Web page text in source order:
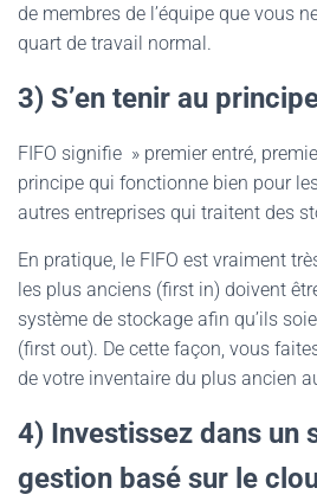
de membres de l’équipe que vous
quart de travail normal.
3) S’en tenir au
FIFO signifie » premier entré,
principe qui fonctionne bien pour
autres entreprises qui traitent des
En pratique, le FIFO est vraiment
les plus anciens (first in) doivent
système de stockage afin qu’ils
(first out). De cette façon, vous
de votre inventaire du plus ancien
4) Investissez dans un
gestion basé sur le